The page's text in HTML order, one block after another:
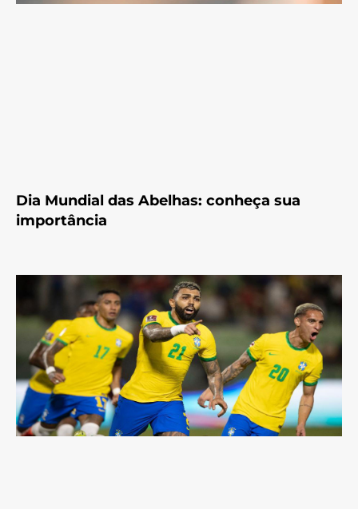
Dia Mundial das Abelhas: conheça sua
importância